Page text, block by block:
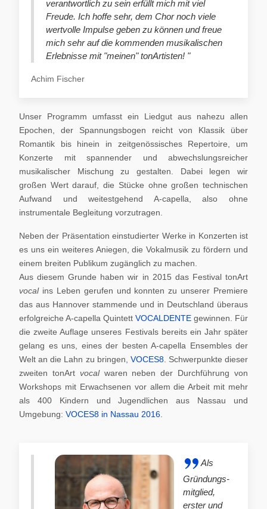
verantwortlich zu sein erfüllt mich mit viel
Freude. Ich hoffe sehr, dem Chor noch viele
wertvolle Impulse geben zu können und freue
mich sehr auf die kommenden musikalischen
Erlebnisse mit "meinen" tonArtisten! "
Achim Fischer
Unser Programm umfasst ein Liedgut aus nahezu allen
Epochen, der Spannungsbogen reicht von Klassik über
Romantik bis hinein in zeitgenössisches Repertoire, um
Konzerte mit spannender und abwechslungsreicher
musikalischer Mischung zu gestalten. Dabei legen wir
großen Wert darauf, die Stücke ohne großen technischen
Aufwand und weitestgehend A-capella, also ohne
instrumentale Begleitung vorzutragen.
Neben der Präsentation einstudierter Werke in Konzerten ist
es uns ein weiteres Aniegen, die Vokalmusik zu fördern und
einem breiten Publikum zugänglich zu machen.
Aus diesem Grunde haben wir in 2015 das Festival tonArt
vocal ins Leben gerufen und konnten zu unserer Premiere
das aus Hannover stammende und in Deutschland überaus
erfolgreiche A-capella Quintett VOCALDENTE gewinnen. Für
die zweite Auflage unseres Festivals bereits ein Jahr später
gelang es uns, eines der besten A-capella Ensembles der
Welt an die Lahn zu bringen, VOCES8. Schwerpunkte dieser
zweiten tonArt vocalwaren neben der Durchführung von
Workshops mit Erwachsenen vor allem die Arbeit mit mehr
als 400 Kindern und Jugendlichen aus Nassau und
Umgebung: VOCES8 in Nassau 2016
Als
Gründungs-
mitglied,
erster und